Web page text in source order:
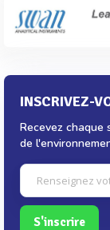
INSCRIVEZ-
Recevez chaque
de
S'inscrire